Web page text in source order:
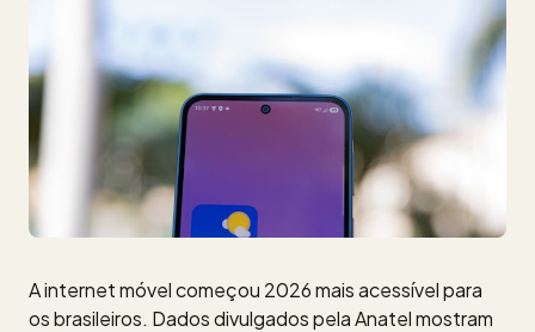
A internet móvel começou 2026 mais acessível para
os brasileiros. Dados divulgados pela Anatel mostram